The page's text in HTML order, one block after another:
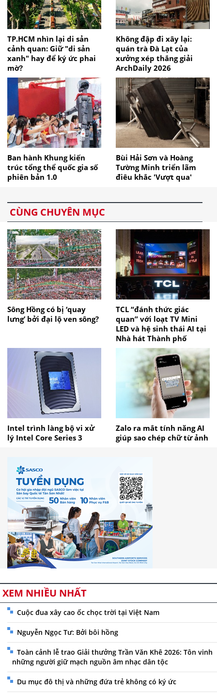
TP.HCM nhìn lại di sản
cảnh quan: Giữ "di sản
xanh" hay để ký ức phai
mờ?
Không đập đi xây lại:
quán trà Đà Lạt của
xưởng xép thắng giải
ArchDaily 2026
Ban hành Khung kiến
trúc tổng thể quốc gia số
phiên bản 1.0
Bùi Hải Sơn và Hoàng
Tường Minh triển lãm
điêu khắc 'Vượt qua'
CÙNG CHUYÊN MỤC
Sông Hồng có bị ‘quay
lưng’ bởi đại lộ ven sông?
TCL “đánh thức giác
quan” với loạt TV Mini
LED và hệ sinh thái AI tại
Nhà hát Thành phố
Intel trình làng bộ vi xử
lý Intel Core Series 3
Zalo ra mắt tính năng AI
giúp sao chép chữ từ ảnh
XEM NHIỀU NHẤT
Cuộc đua xây cao ốc chọc trời tại Việt Nam
Nguyễn Ngọc Tư: Bởi bôi hồng
Toàn cảnh lễ trao Giải thưởng Trần Văn Khê 2026: Tôn vinh
những người giữ mạch nguồn âm nhạc dân tộc
Du mục đô thị và những đứa trẻ không có ký ức